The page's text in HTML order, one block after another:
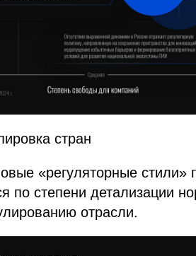
стран
«регуляторные стили»
степени детализации
отрасли.